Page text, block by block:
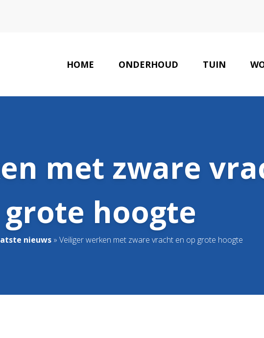
HOME ONDERHOUD TUIN
met zware
grote hoogte
nieuws» Veiliger werken met zware vracht en op grote hoogte